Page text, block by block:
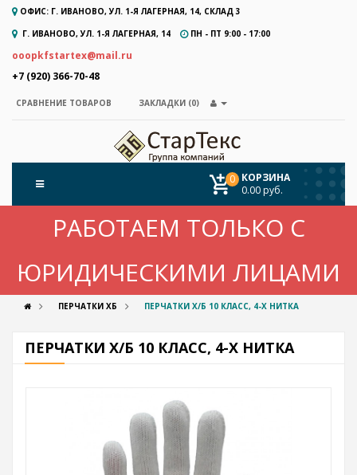
ОФИС: Г. ИВАНОВО, УЛ. 1-Я ЛАГЕРНАЯ, 14, СКЛАД 3
Г. ИВАНОВО, УЛ. 1-Я ЛАГЕРНАЯ, 14
ПН - ПТ 9:00 - 17:00
ooopkfstartex@mail.ru
+7 (920) 366-70-48
СРАВНЕНИЕ ТОВАРОВ ЗАКЛАДКИ (0)
КОРЗИНА
0
0.00 руб.
РАБОТАЕМ ТОЛЬКО С
ЮРИДИЧЕСКИМИ ЛИЦАМИ
ПЕРЧАТКИ ХБ ПЕРЧАТКИ Х/Б 10 КЛАСС, 4-Х НИТКА
ПЕРЧАТКИ Х/Б 10 КЛАСС, 4-Х НИТКА